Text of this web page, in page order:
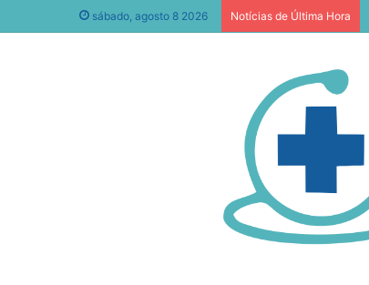
sábado, agosto 8 2026 Notícias de Última Hora